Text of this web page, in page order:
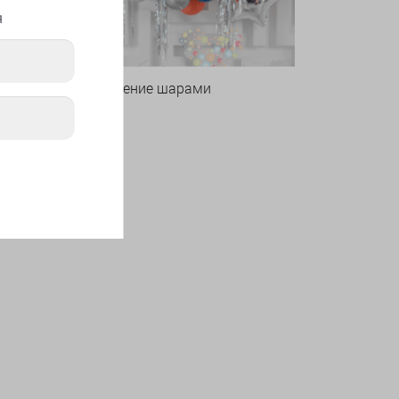
Оформление шарами